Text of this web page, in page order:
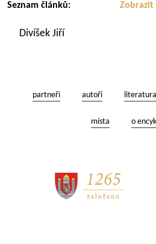
Seznam článků:
Divíšek Jiří
partneři autoři
místa o